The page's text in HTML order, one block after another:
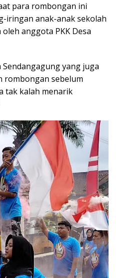
para rombongan ini
iringan anak-anak sekolah
anggota PKK Desa
yang juga
rombongan sebelum
tak kalah menarik